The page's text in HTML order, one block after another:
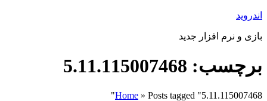
اندروید
بازی و نرم افزار جدید
برچسب: 5.11.115007468
Home » Posts tagged "5.11.115007468"